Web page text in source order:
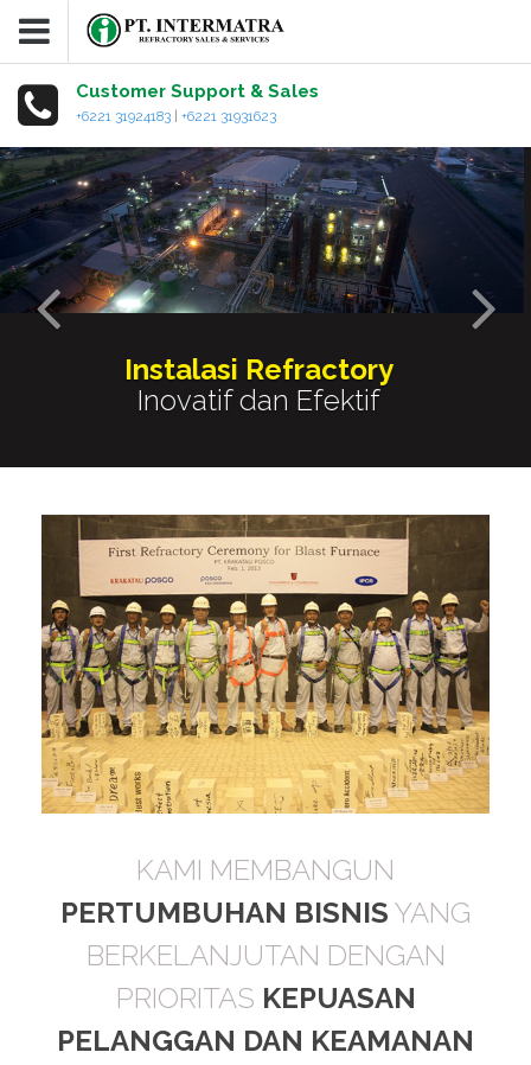
Customer Support & Sales
+6221 31924183 +6221 31931623
Produk Material
Refractory Terbaik
KAMI MEMBANGUN
PERTUMBUHAN BISNIS YANG
BERKELANJUTAN DENGAN
PRIORITAS KEPUASAN
PELANGGAN DAN KEAMANAN